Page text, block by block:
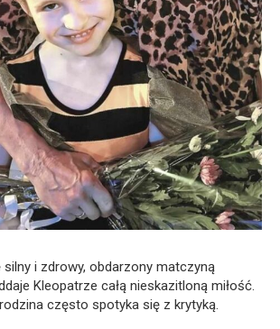
silny i zdrowy, obdarzony matczyną
Kleopatrze całą nieskazitloną miłość.
często spotyka się z krytyką.